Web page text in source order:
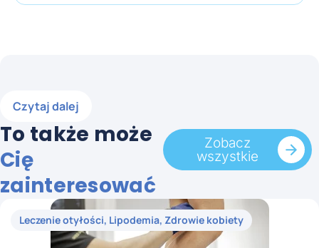
Czytaj dalej
To także może
Cię
zainteresować
Zobacz
wszystkie
Leczenie otyłości, Lipodemia, Zdrowie kobiety